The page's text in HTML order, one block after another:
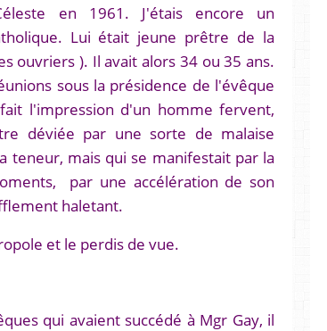
en 1961. J'étais encore un
Lui était jeune prêtre de la
ouvriers ). Il avait alors 34 ou 35 ans.
sous la présidence de l'évêque
l'impression d'un homme fervent,
déviée par une sorte de malaise
teneur, mais qui se manifestait par la
par une accélération de son
haletant.
et le perdis de vue.
qui avaient succédé à Mgr Gay, il